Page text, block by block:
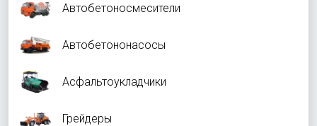
Автобетоносмесители
Автобетононасосы
Асфальтоукладчики
Грейдеры